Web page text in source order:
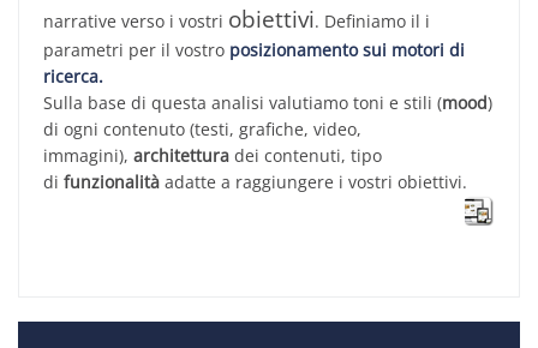
narrative verso i vostri obiettivi. Definiamo il i
parametri per il vostro posizionamento sui motori di
ricerca.
Sulla base di questa analisi valutiamo toni e stili (mood)
di ogni contenuto (testi, grafiche, video,
immagini), architettura dei contenuti, tipo
di funzionalità adatte a raggiungere i vostri obiettivi.